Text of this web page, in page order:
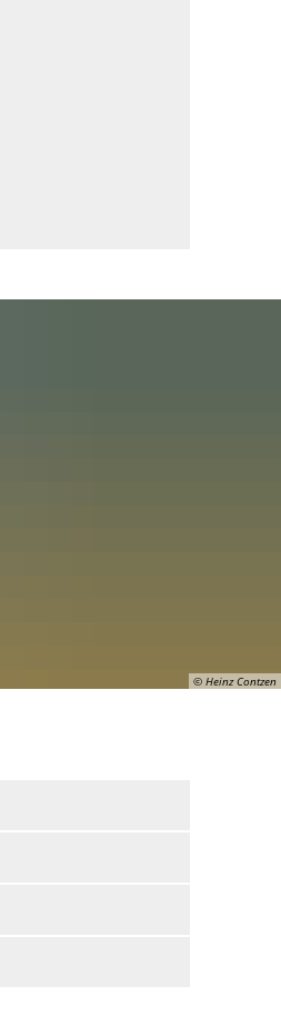
© Heinz Contzen